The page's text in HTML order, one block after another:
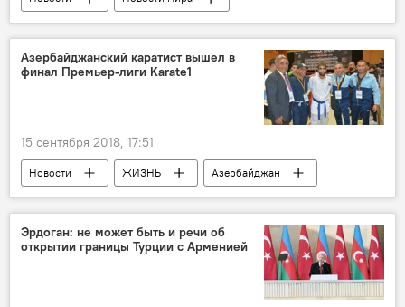
Азербайджанский каратист вышел в
финал Премьер-лиги Karate1
15 сентября 2018, 17:51
Новости ЖИЗНЬ
Азербайджан
Спорт
Эрдоган: не может быть и речи об
открытии границы Турции с Арменией